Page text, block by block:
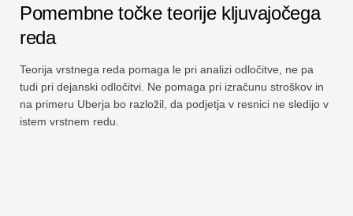
Pomembne točke teorije kljuvajočega
reda
Teorija vrstnega reda pomaga le pri analizi odločitve, ne pa
tudi pri dejanski odločitvi. Ne pomaga pri izračunu stroškov in
na primeru Uberja bo razložil, da podjetja v resnici ne sledijo v
istem vrstnem redu.